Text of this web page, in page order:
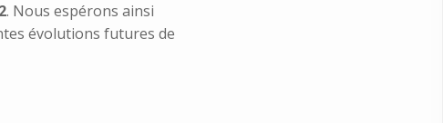
. Nous espérons ainsi
évolutions futures de